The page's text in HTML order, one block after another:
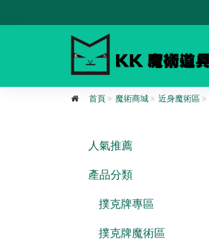
首頁 魔術商城 近身魔術區
人氣推薦
產品分類
撲克牌專區
撲克牌魔術區